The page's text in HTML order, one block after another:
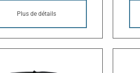
Plus de détails